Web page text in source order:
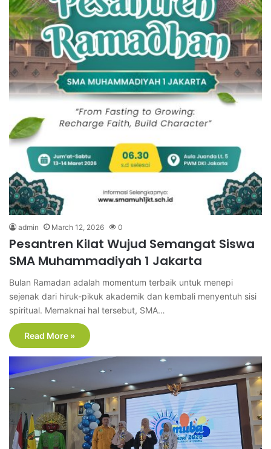
admin March 12, 2026 0
Pesantren Kilat Wujud Semangat Siswa
SMA Muhammadiyah 1 Jakarta
Bulan Ramadan adalah momentum terbaik untuk menepi
sejenak dari hiruk-pikuk akademik dan kembali menyentuh sisi
spiritual. Memaknai hal tersebut, SMA…
Read More »